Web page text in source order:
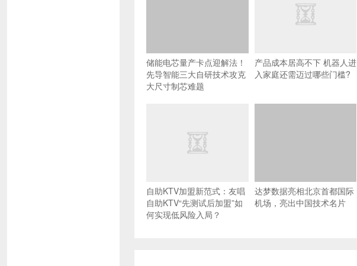
储能电芯量产卡点迎解法！
先导智能三大自研技术攻克
大尺寸制芯难题
产品成本居高不下 机器人进
入家庭还需迈过哪些门槛?
自助KTV加盟新范式：友唱
自助KTV“先测试后加盟”如
何实现低风险入局？
达梦数据亮相北京首都国际
机场，亮出中国技术名片